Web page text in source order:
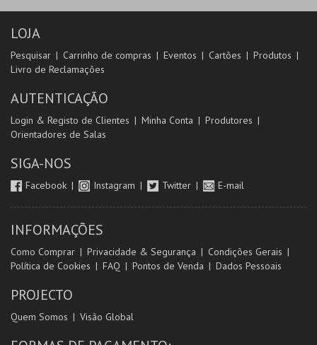
LOJA
Pesquisar Carrinho de compras Eventos Cartões
Produtos
Livro de Reclamações
AUTENTICAÇÃO
Login & Registo de Clientes Minha Conta
Produtores
Orientadores de Salas
SIGA-NOS
Facebook Instagram Twitter E-mail
INFORMAÇÕES
Como Comprar Privacidade & Segurança
Condições Gerais
Política de Cookies
FAQ Pontos de Venda Dados Pessoais
PROJECTO
Quem Somos Visão Global